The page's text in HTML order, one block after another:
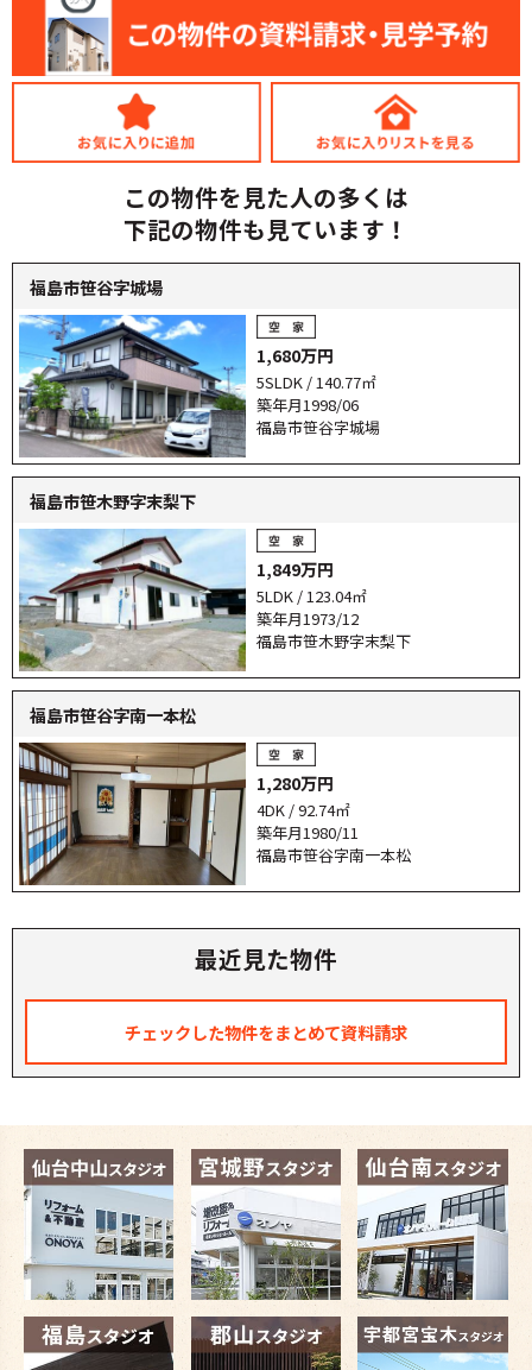
この物件を見た人の多くは
下記の物件も見ています！
福島市笹谷字城場
1,680万円
5SLDK / 140.77㎡
築年月1998/06
福島市笹谷字城場
福島市笹木野字末梨下
1,849万円
5LDK / 123.04㎡
築年月1973/12
福島市笹木野字末梨下
福島市笹谷字南一本松
1,280万円
4DK / 92.74㎡
築年月1980/11
福島市笹谷字南一本松
最近見た物件